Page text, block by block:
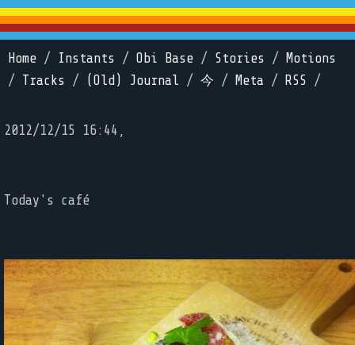
Home / Instants / Obi Base / Stories /
Motions
/ Tracks / (Old) Journal / 今 / Meta / RSS /
2012/12/15 16:44,
Today's café